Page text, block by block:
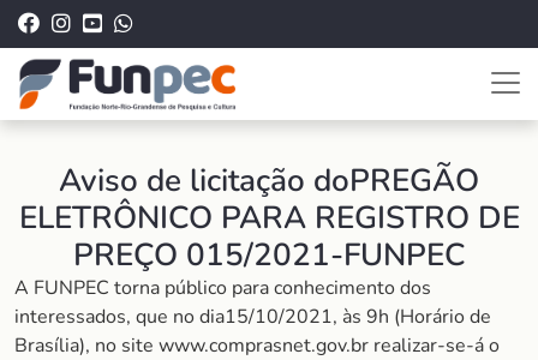
Aviso de licitação doPREGÃO
ELETRÔNICO PARA REGISTRO DE
PREÇO 015/2021-FUNPEC
A FUNPEC torna público para conhecimento dos
interessados, que no dia15/10/2021, às 9h (Horário de
Brasília), no site www.comprasnet.gov.br realizar-se-á o